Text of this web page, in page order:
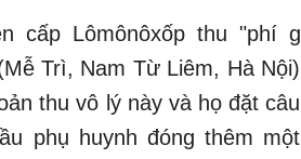
cấp Lômônôxốp thu "phí
Trì, Nam Từ Liêm, Hà
thu vô lý này và họ đặt
phụ huynh đóng thêm